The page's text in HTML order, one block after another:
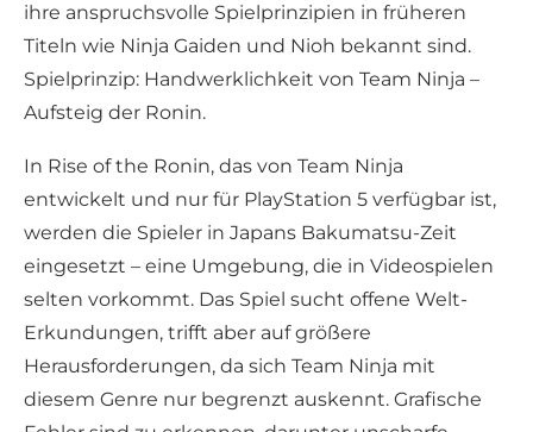
ihre anspruchsvolle Spielprinzipien in früheren
Titeln wie Ninja Gaiden und Nioh bekannt sind.
Spielprinzip: Handwerklichkeit von Team Ninja –
Aufsteig der Ronin.
In Rise of the Ronin, das von Team Ninja
entwickelt und nur für PlayStation 5 verfügbar ist,
werden die Spieler in Japans Bakumatsu-Zeit
eingesetzt – eine Umgebung, die in Videospielen
selten vorkommt. Das Spiel sucht offene Welt-
Erkundungen, trifft aber auf größere
Herausforderungen, da sich Team Ninja mit
diesem Genre nur begrenzt auskennt. Grafische